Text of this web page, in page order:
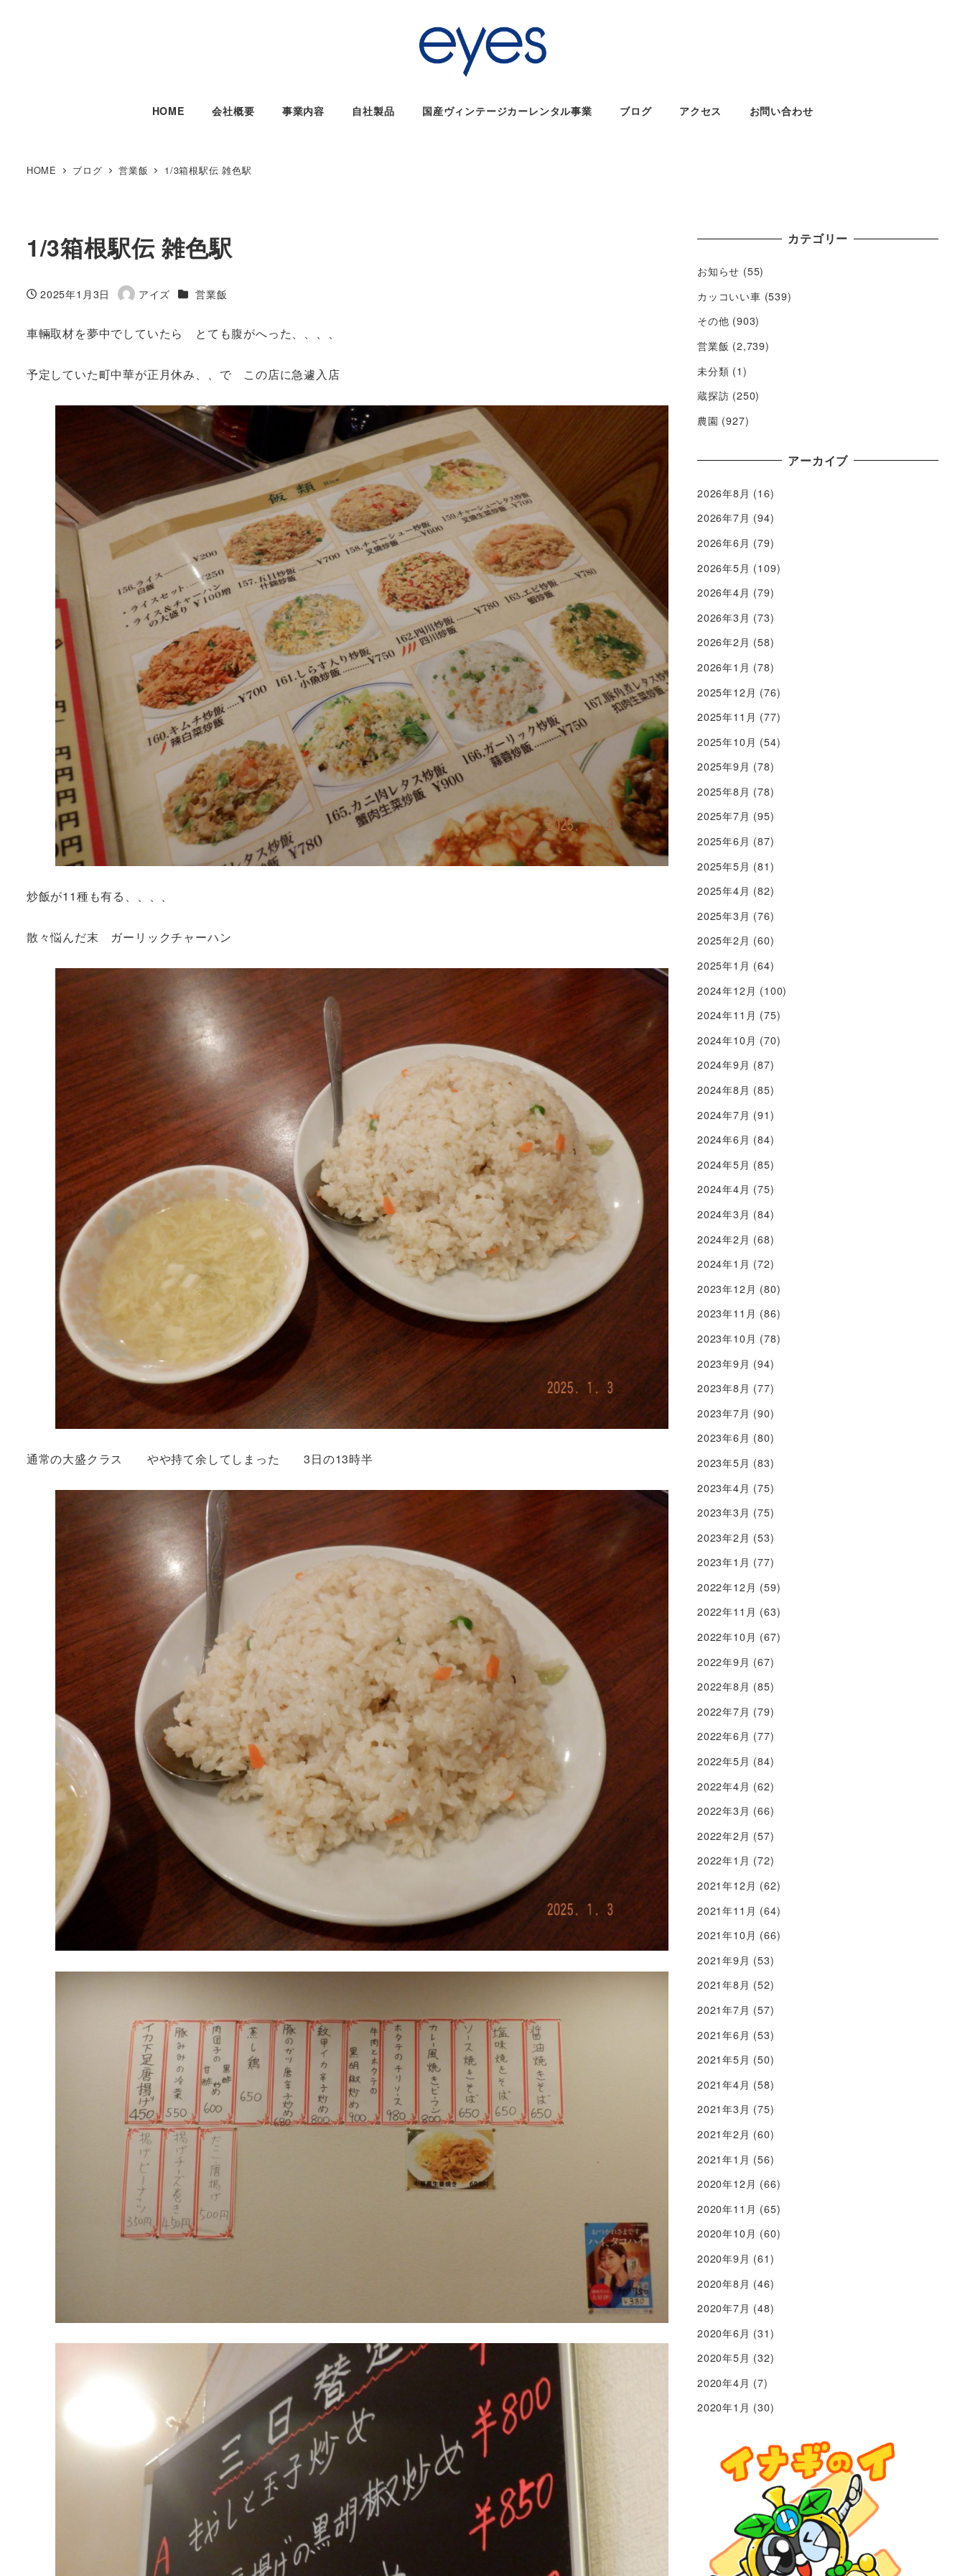
HOME 会社概要 事業内容 自社製品 国産ヴィンテージカーレンタル事業 ブログ アクセス お問い合わせ
HOME ブログ 営業飯 1/3箱根駅伝 雑色駅
1/3箱根駅伝 雑色駅
投稿日
2025年1月3日
著
アイズ カテゴリー
営業飯
車輛取材を夢中でしていたら とても腹がへった、、、、
予定していた町中華が正月休み、、で この店に急遽入店
炒飯が11種も有る、、、、
散々悩んだ末 ガーリックチャーハン
通常の大盛クラス やや持て余してしまった 3日の13時半
カテゴリー
お知らせ (55)
カッコいい車 (539)
その他 (903)
営業飯 (2,739)
未分類 (1)
蔵探訪 (250)
農園 (927)
アーカイブ
2026年8月 (16)
2026年7月 (94)
2026年6月 (79)
2026年5月 (109)
2026年4月 (79)
2026年3月 (73)
2026年2月 (58)
2026年1月 (78)
2025年12月 (76)
2025年11月 (77)
2025年10月 (54)
2025年9月 (78)
2025年8月 (78)
2025年7月 (95)
2025年6月 (87)
2025年5月 (81)
2025年4月 (82)
2025年3月 (76)
2025年2月 (60)
2025年1月 (64)
2024年12月 (100)
2024年11月 (75)
2024年10月 (70)
2024年9月 (87)
2024年8月 (85)
2024年7月 (91)
2024年6月 (84)
2024年5月 (85)
2024年4月 (75)
2024年3月 (84)
2024年2月 (68)
2024年1月 (72)
2023年12月 (80)
2023年11月 (86)
2023年10月 (78)
2023年9月 (94)
2023年8月 (77)
2023年7月 (90)
2023年6月 (80)
2023年5月 (83)
2023年4月 (75)
2023年3月 (75)
2023年2月 (53)
2023年1月 (77)
2022年12月 (59)
2022年11月 (63)
2022年10月 (67)
2022年9月 (67)
2022年8月 (85)
2022年7月 (79)
2022年6月 (77)
2022年5月 (84)
2022年4月 (62)
2022年3月 (66)
2022年2月 (57)
2022年1月 (72)
2021年12月 (62)
2021年11月 (64)
2021年10月 (66)
2021年9月 (53)
2021年8月 (52)
2021年7月 (57)
2021年6月 (53)
2021年5月 (50)
2021年4月 (58)
2021年3月 (75)
2021年2月 (60)
2021年1月 (56)
2020年12月 (66)
2020年11月 (65)
2020年10月 (60)
2020年9月 (61)
2020年8月 (46)
2020年7月 (48)
2020年6月 (31)
2020年5月 (32)
2020年4月 (7)
2020年1月 (30)